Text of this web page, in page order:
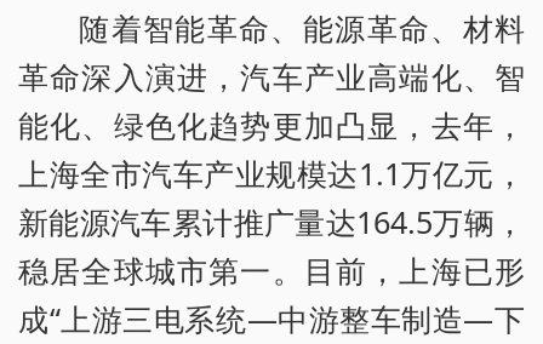
随着智能革命、能源革命、材料
革命深入演进，汽车产业高端化、智
能化、绿色化趋势更加凸显，去年，
上海全市汽车产业规模达1.1万亿元，
新能源汽车累计推广量达164.5万辆，
稳居全球城市第一。目前，上海已形
成“上游三电系统—中游整车制造—下